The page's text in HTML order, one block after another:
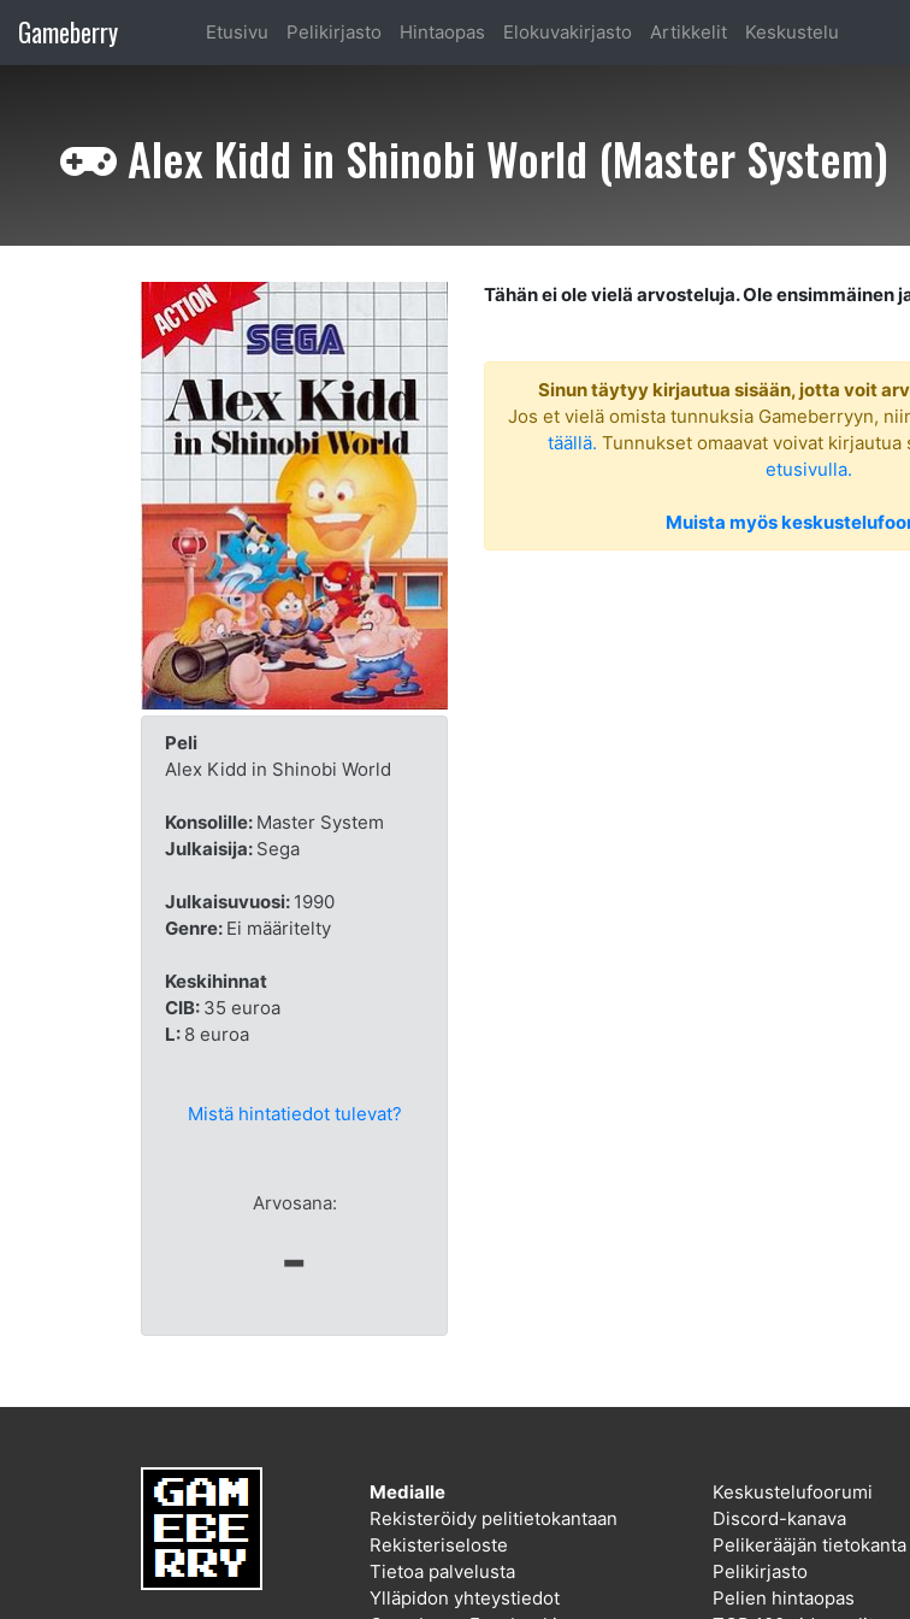
Gameberry Etusivu Pelikirjasto Hintaopas Elokuvakirjasto Artikkelit Keskustelu
Alex Kidd in Shinobi World (Master System)
Peli
Alex Kidd in Shinobi World
Konsolille: Master System
Julkaisija: Sega
Julkaisuvuosi: 1990
Genre: Ei määritelty
Keskihinnat
CIB: 35 euroa
L: 8 euroa
Mistä hintatiedot tulevat?
Arvosana:
-
Tähän ei ole vielä arvosteluja. Ole ensimmäinen
Sinun täytyy kirjautua sisään, jotta voit
Jos et vielä omista tunnuksia Gameberryyn,
täällä. Tunnukset omaavat voivat kirjautua
etusivulla.
Muista myös
Medialle
Rekisteröidy pelitietokantaan
Rekisteriseloste
Tietoa palvelusta
Ylläpidon yhteystiedot
Keskustelufoorumi
Discord-kanava
Pelikerääjän tietokanta
Pelikirjasto
Pelien hintaopas